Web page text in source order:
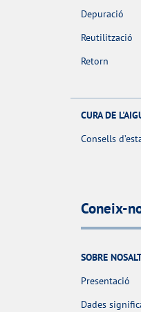
Depuració
Reutilització
Retorn
CURA DE
Consells
Coneix-
SOBRE
Presentació
Dades